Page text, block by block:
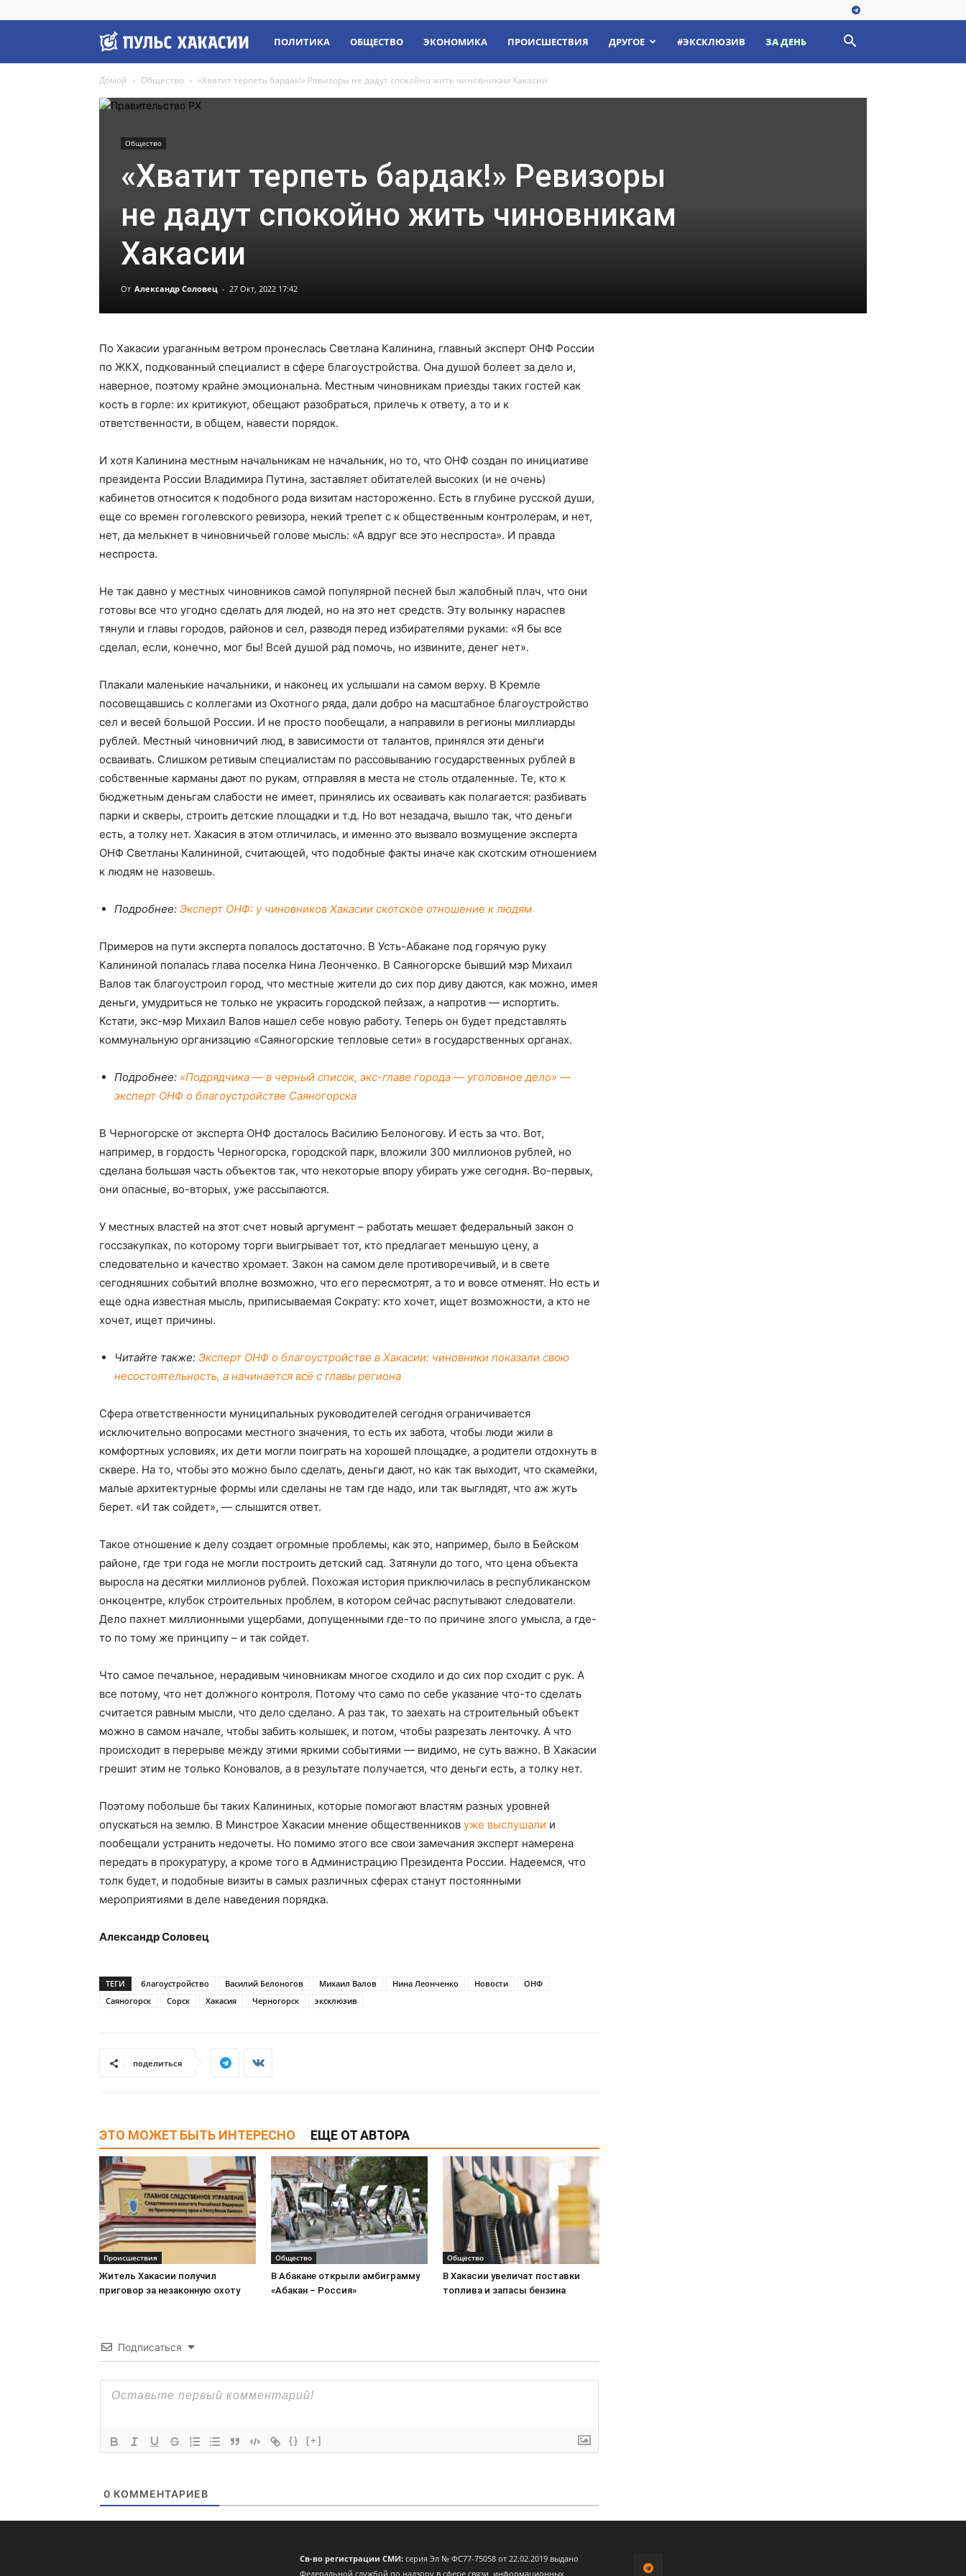
Пульс
Хакасии
ПОЛИТИКА ОБЩЕСТВО ЭКОНОМИКА ПРОИСШЕСТВИЯ ДРУГОЕ #ЭКСКЛЮЗИВ ЗА ДЕНЬ
Домой Общество «Хватит терпеть бардак!» Ревизоры не дадут спокойно жить чиновникам Хакасии
Общество
«Хватит терпеть бардак!» Ревизоры
не дадут спокойно жить чиновникам
Хакасии
От Александр Соловец - 27 Окт, 2022 17:42
По Хакасии ураганным ветром пронеслась Светлана Калинина, главный эксперт ОНФ России
по ЖКХ, подкованный специалист в сфере благоустройства. Она душой болеет за дело и,
наверное, поэтому крайне эмоциональна. Местным чиновникам приезды таких гостей как
кость в горле: их критикуют, обещают разобраться, прилечь к ответу, а то и к
ответственности, в общем, навести порядок.
И хотя Калинина местным начальникам не начальник, но то, что ОНФ создан по инициативе
президента России Владимира Путина, заставляет обитателей высоких (и не очень)
кабинетов относится к подобного рода визитам настороженно. Есть в глубине русской души,
еще со времен гоголевского ревизора, некий трепет с к общественным контролерам, и нет,
нет, да мелькнет в чиновничьей голове мысль: «А вдруг все это неспроста». И правда
неспроста.
Не так давно у местных чиновников самой популярной песней был жалобный плач, что они
готовы все что угодно сделать для людей, но на это нет средств. Эту волынку нараспев
тянули и главы городов, районов и сел, разводя перед избирателями руками: «Я бы все
сделал, если, конечно, мог бы! Всей душой рад помочь, но извините, денег нет».
Плакали маленькие начальники, и наконец их услышали на самом верху. В Кремле
посовещавшись с коллегами из Охотного ряда, дали добро на масштабное благоустройство
сел и весей большой России. И не просто пообещали, а направили в регионы миллиарды
рублей. Местный чиновничий люд, в зависимости от талантов, принялся эти деньги
осваивать. Слишком ретивым специалистам по рассовыванию государственных рублей в
собственные карманы дают по рукам, отправляя в места не столь отдаленные. Те, кто к
бюджетным деньгам слабости не имеет, принялись их осваивать как полагается: разбивать
парки и скверы, строить детские площадки и т.д. Но вот незадача, вышло так, что деньги
есть, а толку нет. Хакасия в этом отличилась, и именно это вызвало возмущение эксперта
ОНФ Светланы Калининой, считающей, что подобные факты иначе как скотским отношением
к людям не назовешь.
Подробнее: Эксперт ОНФ: у чиновников Хакасии скотское отношение к людям
Примеров на пути эксперта попалось достаточно. В Усть-Абакане под горячую руку
Калининой попалась глава поселка Нина Леонченко. В Саяногорске бывший мэр Михаил
Валов так благоустроил город, что местные жители до сих пор диву даются, как можно, имея
деньги, умудриться не только не украсить городской пейзаж, а напротив — испортить.
Кстати, экс-мэр Михаил Валов нашел себе новую работу. Теперь он будет представлять
коммунальную организацию «Саяногорские тепловые сети» в государственных органах.
Подробнее: «Подрядчика — в черный список, экс-главе города — уголовное дело» —
эксперт ОНФ о благоустройстве Саяногорска
В Черногорске от эксперта ОНФ досталось Василию Белоногову. И есть за что. Вот,
например, в гордость Черногорска, городской парк, вложили 300 миллионов рублей, но
сделана большая часть объектов так, что некоторые впору убирать уже сегодня. Во-первых,
они опасные, во-вторых, уже рассыпаются.
У местных властей на этот счет новый аргумент – работать мешает федеральный закон о
госсзакупках, по которому торги выигрывает тот, кто предлагает меньшую цену, а
следовательно и качество хромает. Закон на самом деле противоречивый, и в свете
сегодняшних событий вполне возможно, что его пересмотрят, а то и вовсе отменят. Но есть и
еще одна известная мысль, приписываемая Сократу: кто хочет, ищет возможности, а кто не
хочет, ищет причины.
Читайте также: Эксперт ОНФ о благоустройстве в Хакасии: чиновники показали свою
несостоятельность, а начинается всё с главы региона
Сфера ответственности муниципальных руководителей сегодня ограничивается
исключительно вопросами местного значения, то есть их забота, чтобы люди жили в
комфортных условиях, их дети могли поиграть на хорошей площадке, а родители отдохнуть в
сквере. На то, чтобы это можно было сделать, деньги дают, но как так выходит, что скамейки,
малые архитектурные формы или сделаны не там где надо, или так выглядят, что аж жуть
берет. «И так сойдет», — слышится ответ.
Такое отношение к делу создает огромные проблемы, как это, например, было в Бейском
районе, где три года не могли построить детский сад. Затянули до того, что цена объекта
выросла на десятки миллионов рублей. Похожая история приключилась в республиканском
онкоцентре, клубок строительных проблем, в котором сейчас распутывают следователи.
Дело пахнет миллионными ущербами, допущенными где-то по причине злого умысла, а где-
то по тому же принципу – и так сойдет.
Что самое печальное, нерадивым чиновникам многое сходило и до сих пор сходит с рук. А
все потому, что нет должного контроля. Потому что само по себе указание что-то сделать
считается равным мысли, что дело сделано. А раз так, то заехать на строительный объект
можно в самом начале, чтобы забить колышек, и потом, чтобы разрезать ленточку. А что
происходит в перерыве между этими яркими событиями — видимо, не суть важно. В Хакасии
грешит этим не только Коновалов, а в результате получается, что деньги есть, а толку нет.
Поэтому побольше бы таких Калининых, которые помогают властям разных уровней
опускаться на землю. В Минстрое Хакасии мнение общественников уже выслушали и
пообещали устранить недочеты. Но помимо этого все свои замечания эксперт намерена
передать в прокуратуру, а кроме того в Администрацию Президента России. Надеемся, что
толк будет, и подобные визиты в самых различных сферах станут постоянными
мероприятиями в деле наведения порядка.
Александр Соловец
ТЕГИ благоустройство Василий Белоногов Михаил Валов Нина Леонченко Новости
ОНФ
Саяногорск
Сорск Хакасия Черногорск эксклюзив
поделиться
ЭТО МОЖЕТ БЫТЬ ИНТЕРЕСНО ЕЩЕ ОТ АВТОРА
Происшествия
Житель Хакасии получил
приговор за незаконную охоту
Общество
В Абакане открыли амбиграмму
«Абакан – Россия»
Общество
В Хакасии увеличат поставки
топлива и запасы бензина
Подписаться
{} [+]
0 КОММЕНТАРИЕВ
Св-во регистрации СМИ: серия Эл № ФС77-75058 от 22.02.2019 выдано
Федеральной службой по надзору в сфере связи, информационных